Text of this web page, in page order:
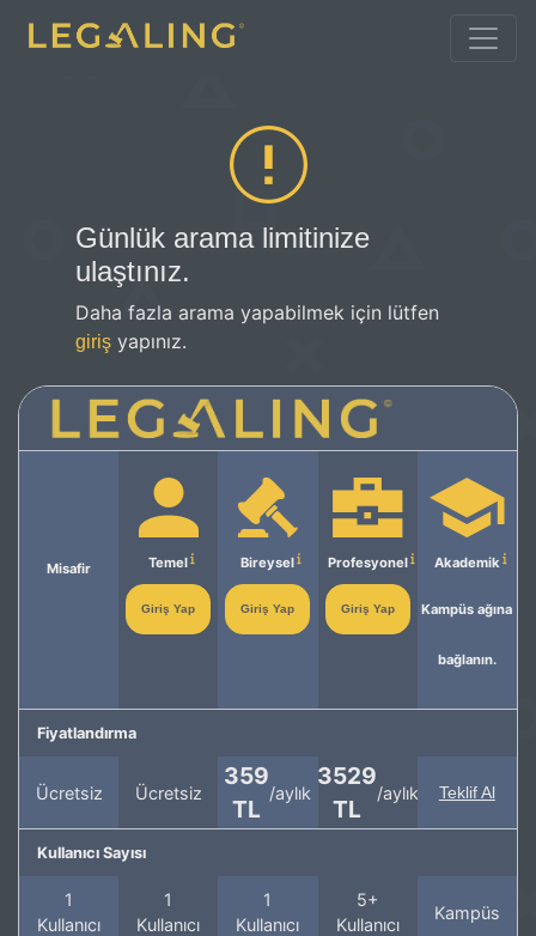
Günlük arama limitinize
ulaştınız.
Daha fazla arama yapabilmek için lütfen
giriş yapınız.
Misafir Temel
Giriş Yap
Bireysel
Giriş Yap
Profesyonel
Giriş Yap
Akademik
Kampüs ağına
bağlanın.
Fiyatlandırma
Ücretsiz Ücretsiz
359
TL
/aylık
3529
TL
/aylık Teklif Al
Kullanıcı Sayısı
1
Kullanıcı
1
Kullanıcı
1
Kullanıcı
5+
Kullanıcı
Kampüs